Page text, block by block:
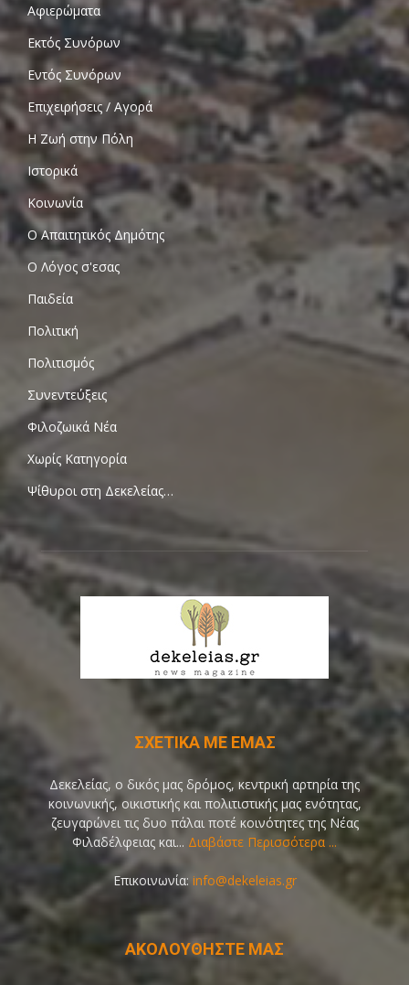
Αφιερώματα
Εκτός Συνόρων
Εντός Συνόρων
Επιχειρήσεις / Αγορά
Η Ζωή στην Πόλη
Ιστορικά
Κοινωνία
Ο Απαιτητικός Δημότης
Ο Λόγος σ'εσας
Παιδεία
Πολιτική
Πολιτισμός
Συνεντεύξεις
Φιλοζωικά Νέα
Χωρίς Κατηγορία
Ψίθυροι στη Δεκελείας…
ΣΧΕΤΙΚΑ ΜΕ ΕΜΑΣ
Δεκελείας, ο δικός μας δρόμος, κεντρική αρτηρία της
κοινωνικής, οικιστικής και πολιτιστικής μας ενότητας,
ζευγαρώνει τις δυο πάλαι ποτέ κοινότητες της Νέας
Φιλαδέλφειας και... Διαβάστε Περισσότερα ...
Επικοινωνία: info@dekeleias.gr
ΑΚΟΛΟΥΘΗΣΤΕ ΜΑΣ